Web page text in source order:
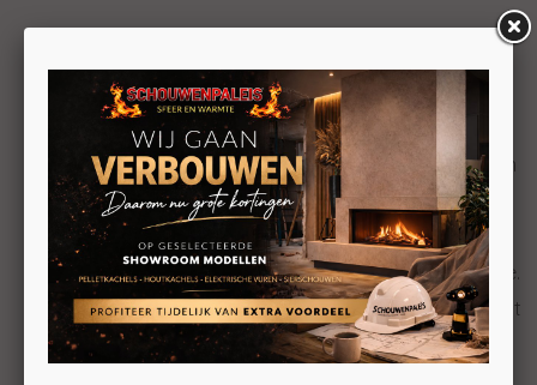
frontaal, tweezijdig of driezijdig. Ongeacht je
ruimte, integreert onze haard naadloos in je
interieur en voegt een vleugje elegantie en warmte
Met Prijs Bekroonde LED-Technologie: Deze haard
maakt gebruik van bekroonde LED-technologie om
een verbluffend realistisch vuureffect te creëren.
Geniet van de illusie van een echt brandend vuur
zonder gedoe en rook.
Uniek Verwarmingselement: De haard is uitgerust
met een uniek verwarmingselement, zodat je
comfortabel en gezellig kunt genieten van je ruimte.
3D-Functie: Ervaar de diepte en levendigheid van
ons 3D-vuureffect, waardoor je het gevoel hebt dat
je voor een echte open haard staat.
Minimale Inbouwdiepte en Glasuitsparing: Onze
haard heeft een slanke en ruime besparende